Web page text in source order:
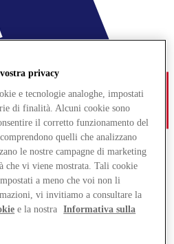
privacy
e tecnologie analoghe, impostati
di finalità. Alcuni cookie sono
il corretto funzionamento del
quelli che analizzano
le nostre campagne di marketing
che vi viene mostrata. Tali cookie
a meno che voi non li
vi invitiamo a consultare la
e la nostra
Informativa sulla